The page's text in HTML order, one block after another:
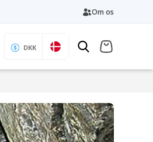
Om os
DKK